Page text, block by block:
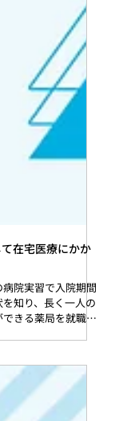
在宅医療にかか
院実習で入院期間
知り、長く一人の